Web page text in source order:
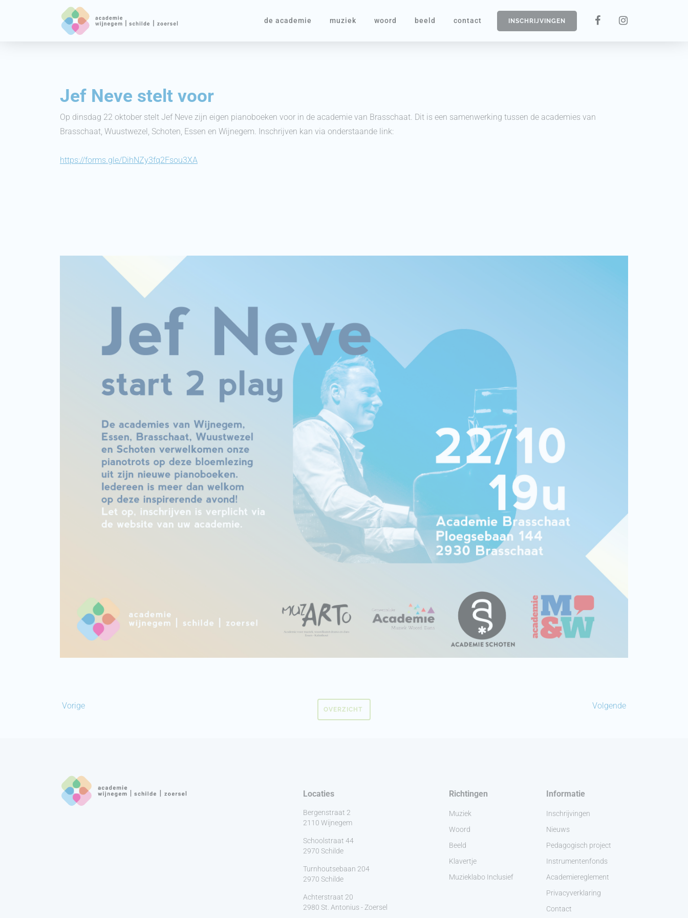
de academie muziek woord beeld contact INSCHRIJVINGEN
Jef Neve stelt voor
Op dinsdag 22 oktober stelt Jef Neve zijn eigen pianoboeken voor in de academie van Brasschaat. Dit is een samenwerking tussen de academies van
Brasschaat, Wuustwezel, Schoten, Essen en Wijnegem. Inschrijven kan via onderstaande link:
https://forms.gle/DihNZy3fq2Fsou3XA
Vorige Volgende
OVERZICHT
Locaties
Bergenstraat 2
2110 Wijnegem
Schoolstraat 44
2970 Schilde
Turnhoutsebaan 204
2970 Schilde
Achterstraat 20
2980 St. Antonius - Zoersel
Richtingen
Muziek
Woord
Beeld
Klavertje
Muzieklabo Inclusief
Informatie
Inschrijvingen
Nieuws
Pedagogisch project
Instrumentenfonds
Academiereglement
Privacyverklaring
Contact